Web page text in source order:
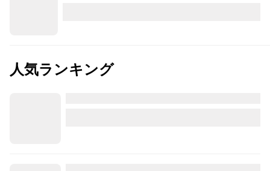
人気ランキング